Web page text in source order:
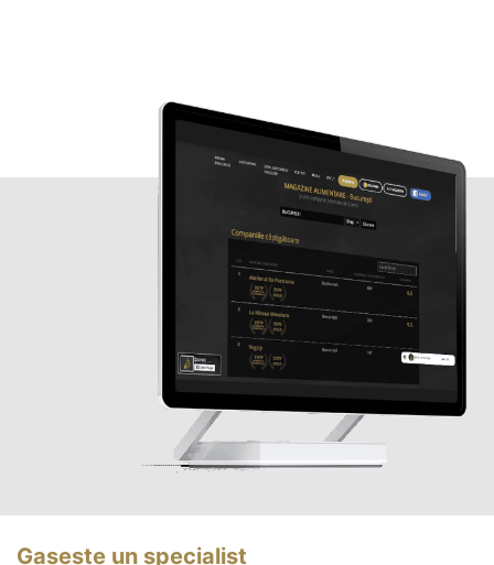
Gasește un specialist